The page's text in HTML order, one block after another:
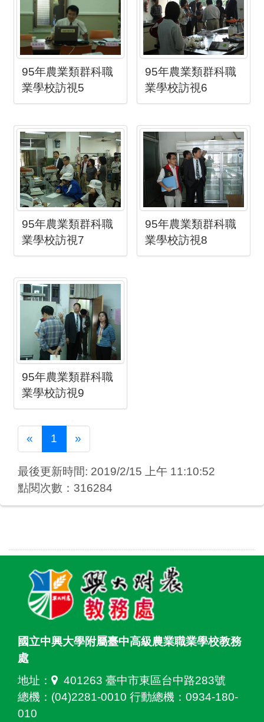
95年農業類群科職
業學校訪視5
95年農業類群科職
業學校訪視6
95年農業類群科職
業學校訪視7
95年農業類群科職
業學校訪視8
95年農業類群科職
業學校訪視9
« Previous
1 »Next
最後更新時間: 2019/2/15 上午 11:10:52
點閱次數：316284
國立中興大學附屬臺中高級農業職業學校教務
處
地址：
401263 臺中市東區台中路283號
總機：(04)2281-0010 行動總機：0934-180-
010